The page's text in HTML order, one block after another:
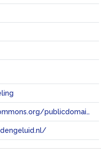
https://creativecommons.org/publicdomain/zero/1.0/